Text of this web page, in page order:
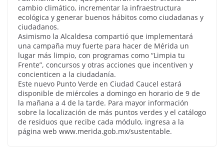
cambio climático, incrementar la infraestructura
ecológica y generar buenos hábitos como ciudadanas y
ciudadanos.
Asimismo la Alcaldesa compartió que implementará
una campaña muy fuerte para hacer de Mérida un
lugar más limpio, con programas como “Limpia tu
Frente”, concursos y otras acciones que incentiven y
concienticen a la ciudadanía.
Este nuevo Punto Verde en Ciudad Caucel estará
disponible de miércoles a domingo en horario de 9 de
la mañana a 4 de la tarde. Para mayor información
sobre la localización de más puntos verdes y el catálogo
de residuos que recibe cada módulo, ingresa a la
página web www.merida.gob.mx/sustentable.